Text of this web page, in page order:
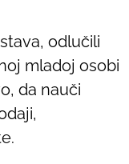
odlučili
mladoj osobi
da nauči